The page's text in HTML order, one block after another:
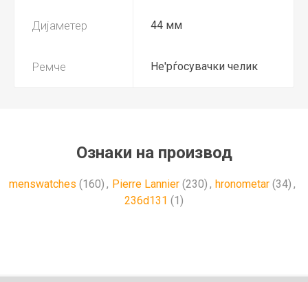
Дијаметер 44 мм
Ремче Не'рѓосувачки челик
Ознаки на производ
menswatches (160) , Pierre Lannier (230) , hronometar (34) ,
236d131 (1)